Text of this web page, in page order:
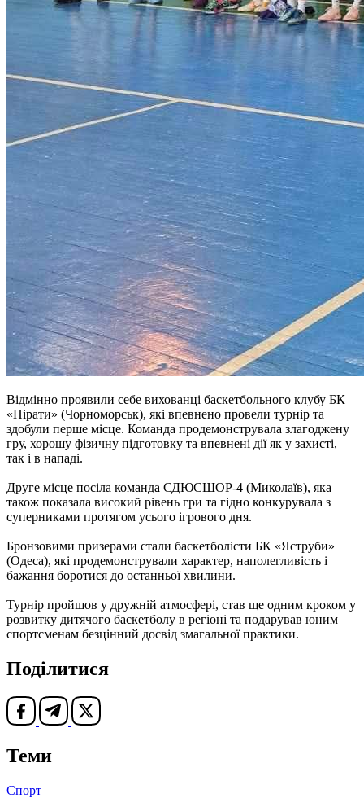
Відмінно проявили себе вихованці баскетбольного клубу БК
«Пірати» (Чорноморськ), які впевнено провели турнір та
здобули перше місце. Команда продемонструвала злагоджену
гру, хорошу фізичну підготовку та впевнені дії як у захисті,
так і в нападі.
Друге місце посіла команда СДЮСШОР-4 (Миколаїв), яка
також показала високий рівень гри та гідно конкурувала з
суперниками протягом усього ігрового дня.
Бронзовими призерами стали баскетболісти БК «Яструби»
(Одеса), які продемонстрували характер, наполегливість і
бажання боротися до останньої хвилини.
Турнір пройшов у дружній атмосфері, став ще одним кроком у
розвитку дитячого баскетболу в регіоні та подарував юним
спортсменам безцінний досвід змагальної практики.
Поділитися
Теми
Спорт